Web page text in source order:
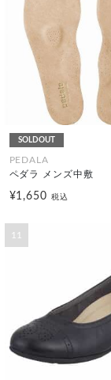
SOLDOUT
PEDALA
ペダラ メンズ中敷
¥1,650税込
11